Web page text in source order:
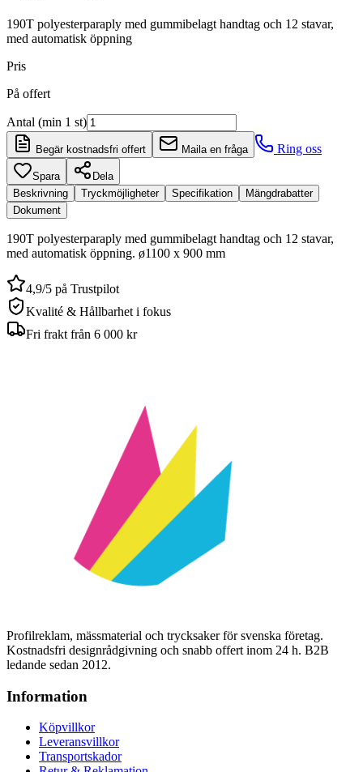
190T polyesterparaply med gummibelagt handtag och 12 stavar,
med automatisk öppning
Pris
På offert
Antal (min 1 st)
Begär kostnadsfri offert Maila en fråga Ring oss
Spara
Dela
Beskrivning
Tryckmöjligheter Specifikation
Mängdrabatter
Dokument
190T polyesterparaply med gummibelagt handtag och 12 stavar,
med automatisk öppning. ø1100 x 900 mm
4,9/5 på Trustpilot
Kvalité & Hållbarhet i fokus
Fri frakt från 6 000 kr
Profilreklam, mässmaterial och trycksaker för svenska företag.
Kostnadsfri designrådgivning och snabb offert inom 24 h. B2B
ledande sedan 2012.
Information
Köpvillkor
Leveransvillkor
Transportskador